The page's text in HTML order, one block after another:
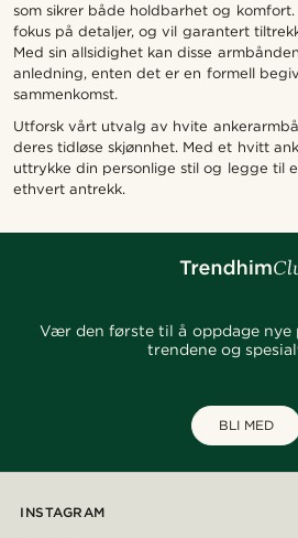
som sikrer både holdbarhet og
fokus på detaljer, og vil garantert
Med sin allsidighet kan disse
anledning, enten det er en formell
sammenkomst.
Utforsk vårt utvalg av hvite
deres tidløse skjønnhet. Med et hvitt
uttrykke din personlige stil og legge til
ethvert antrekk.
Vær den første til å oppdage nye
trendene og
BLI MED
INSTAGRAM